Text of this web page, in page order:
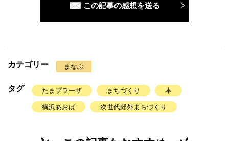
この記事の感想を送る
カテゴリー まなぶ
タグ たまプラーザ まちづくり 本
横浜あおば 次世代郊外まちづくり